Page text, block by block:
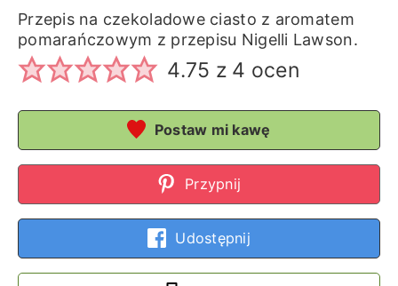
Przepis na czekoladowe ciasto z aromatem
pomarańczowym z przepisu Nigelli Lawson.
4.75 z 4 ocen
Postaw mi kawę
Przypnij
Udostępnij